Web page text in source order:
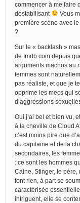
commencer à me faire
déstabilisant
Vous
première scène avec
?
Sur le « backlash »
de Imdb.com depuis
arguments machos au
femmes sont
pas réaliste, et que je
opprime les mecs qui
d’aggressions
Oui j’ai bel et bien vu,
à la cheville de Cloud
c’est moins pire que
du capitaine et de la
secondaires, les
: ce sont les hommes
Caine, Stinger, le père,
font rien, à part se
caractérisée
intriguent, elle se